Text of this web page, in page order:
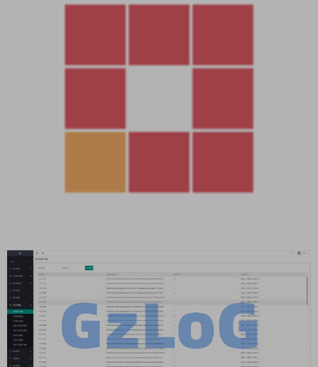
资源下载
下载价格 4000
VIP 5折、终身VIP免费
立即购买